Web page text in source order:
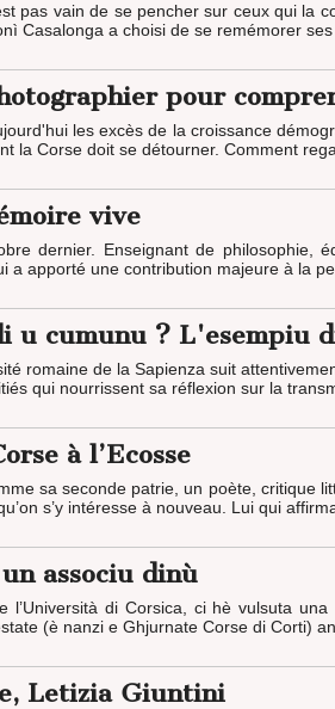
pas vain de se pencher sur ceux qui la
Casalonga a choisi de se remémorer
pour
les excès de la croissance
la Corse doit se détourner. Comment
vive
dernier. Enseignant de philosophie,
apporté une contribution majeure à la
u cumunu ? L'esempiu
romaine de la Sapienza suit
qui nourrissent sa réflexion sur la
à l’Ecosse
sa seconde patrie, un poète, critique
s’y intéresse à nouveau. Lui qui
associu dinù
l’Università di Corsica, ci hè vulsuta
(è nanzi e Ghjurnate Corse di Corti)
Letizia Giuntini